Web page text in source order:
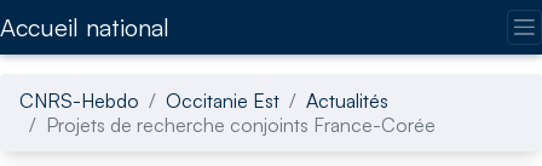
Accueil national
CNRS-Hebdo Occitanie Est
Actualités
Projets de recherche conjoints France-Corée